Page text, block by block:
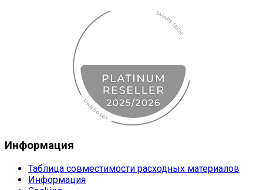
Информация
Таблица совместимости расходных материалов
Информация